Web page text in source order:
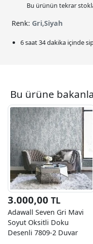
Bu ürünün tekrar
Renk: Gri,Siyah
6 saat 34 dakika içinde
Bu ürüne
3.000,00 TL
Adawall Seven Gri Mavi
Soyut Oksitli Doku
Desenli 7809-2 Duvar